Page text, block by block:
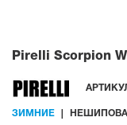
Pirelli Scorpion
ЗИМНИЕ